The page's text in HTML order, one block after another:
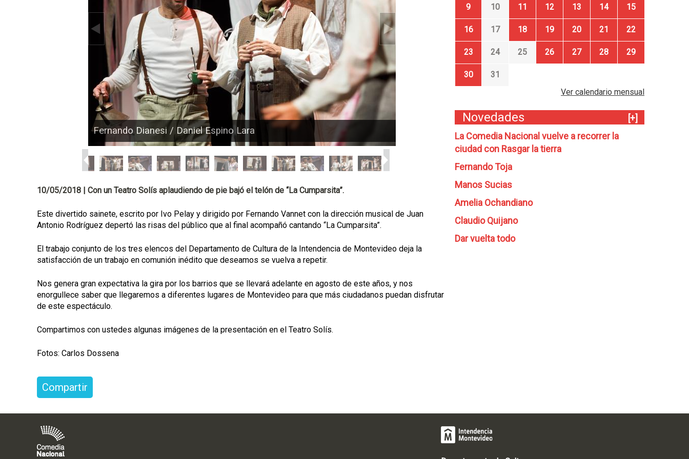
Fernando Dianesi / Daniel Espino Lara
10/05/2018 | Con un Teatro Solís aplaudiendo de pie bajó el telón de “La Cumparsita”.
Este divertido sainete, escrito por Ivo Pelay y dirigido por Fernando Vannet con la dirección musical de Juan
Antonio Rodríguez depertó las risas del público que al final acompañó cantando “La Cumparsita”.
El trabajo conjunto de los tres elencos del Departamento de Cultura de la Intendencia de Montevideo deja la
satisfacción de un trabajo en comunión inédito que deseamos se vuelva a repetir.
Nos genera gran expectativa la gira por los barrios que se llevará adelante en agosto de este años, y nos
enorgullece saber que llegaremos a diferentes lugares de Montevideo para que más ciudadanos puedan disfrutar
de este espectáculo.
Compartimos con ustedes algunas imágenes de la presentación en el Teatro Solís.
Fotos: Carlos Dossena
Compartir
9 10 11 12 13 14 15
16 17 18 19 20 21 22
23 24 25 26 27 28 29
30
31
Ver calendario mensual
Novedades
[+]
La Comedia Nacional vuelve a recorrer la
ciudad con Rasgar la tierra
Fernando Toja
Manos Sucias
Amelia Ochandiano
Claudio Quijano
Dar vuelta todo